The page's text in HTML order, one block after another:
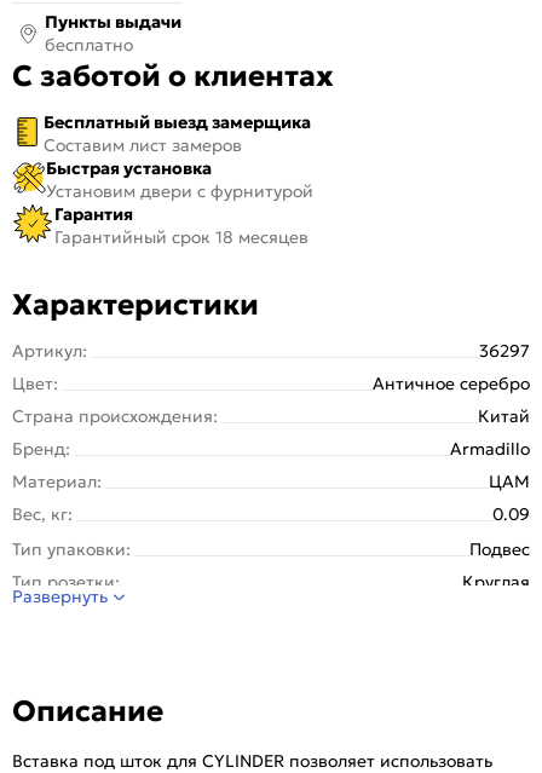
Пункты выдачи
бесплатно
С заботой о клиентах
Бесплатный выезд замерщика
Составим лист замеров
Быстрая установка
Установим двери с фурнитурой
Гарантия
Гарантийный срок 18 месяцев
Характеристики
Артикул:
36297
Цвет:
Античное серебро
Страна происхождения:
Китай
Бренд:
Armadillo
Материал:
ЦАМ
Вес, кг:
0.09
Тип упаковки:
Подвес
Тип розетки:
Круглая
Количество шт. в упаковке:
Развернуть
Описание
Вставка под шток для CYLINDER позволяет использовать